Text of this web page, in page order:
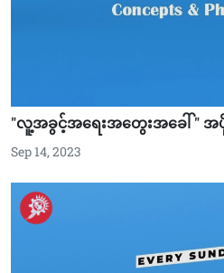
"လူ့အခွင့်အရေးအတွေးအခေါ် " အပို
Sep 14, 2023